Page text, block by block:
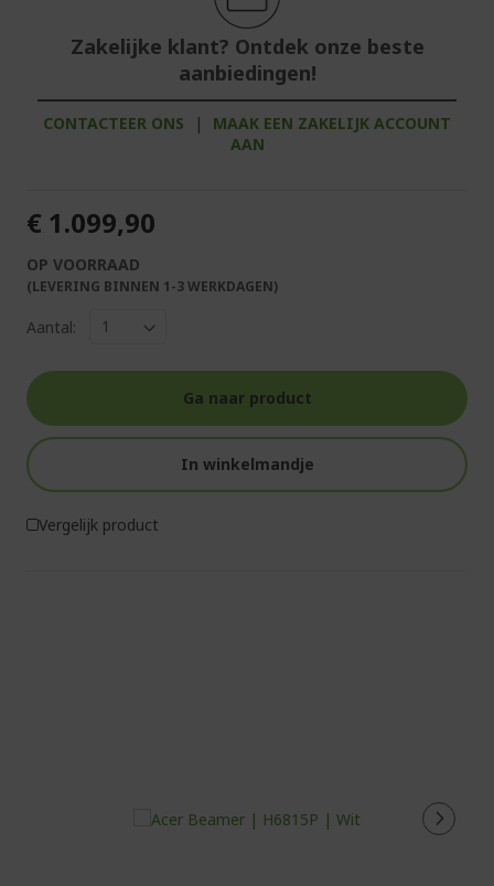
Zakelijke klant? Ontdek onze beste
aanbiedingen!
CONTACTEER ONS |
MAAK EEN ZAKELIJK ACCOUNT
AAN
€ 1.099,90
OP VOORRAAD
(LEVERING BINNEN 1-3 WERKDAGEN)
Aantal:
Ga naar product
In winkelmandje
Vergelijk product